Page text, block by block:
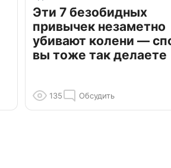
Эти 7 безобидных
привычек незаметно
убивают колени —
вы тоже так делаете
135 Обсудить